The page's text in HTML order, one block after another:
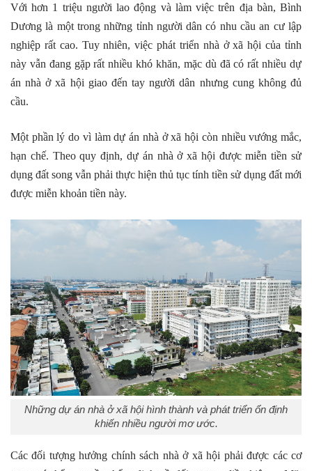
Với hơn 1 triệu người lao động và làm việc trên địa bàn, Bình
Dương là một trong những tỉnh người dân có nhu cầu an cư lập
nghiệp rất cao. Tuy nhiên, việc phát triển nhà ở xã hội của tỉnh
này vẫn đang gặp rất nhiều khó khăn, mặc dù đã có rất nhiều dự
án nhà ở xã hội giao đến tay người dân nhưng cung không đủ
cầu.
Một phần lý do vì làm dự án nhà ở xã hội còn nhiều vướng mắc,
hạn chế. Theo quy định, dự án nhà ở xã hội được miễn tiền sử
dụng đất song vẫn phải thực hiện thủ tục tính tiền sử dụng đất mới
được miễn khoản tiền này.
Những dự án nhà ở xã hội hình thành và phát triển ổn định
khiến nhiều người mơ ước.
Các đối tượng hưởng chính sách nhà ở xã hội phải được các cơ